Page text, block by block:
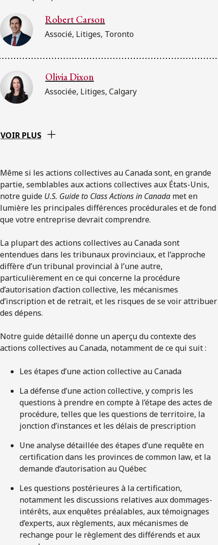
Robert Carson
Associé, Litiges, Toronto
Olivia Dixon
Associée, Litiges, Calgary
VOIR PLUS
Même si les actions collectives au Canada sont, en grande
partie, semblables aux actions collectives aux États-Unis,
notre guide U.S. Guide to Class Actions in Canada met en
lumière les principales différences procédurales et de fond
que votre entreprise devrait comprendre.
La plupart des actions collectives au Canada sont
entendues dans les tribunaux provinciaux, et l’approche
diffère d’un tribunal provincial à l’une autre,
particulièrement en ce qui concerne la procédure
d’autorisation d’action collective, les mécanismes
d’inscription et de retrait, et les risques de se voir attribuer
des dépens.
Notre guide détaillé donne un aperçu du contexte des
actions collectives au Canada, notamment de ce qui suit :
Les étapes d’une action collective au Canada
La défense d’une action collective, y compris les
questions à prendre en compte à l’étape des actes de
procédure, telles que les questions de territoire, la
jonction d’instances et les délais de prescription
Une analyse détaillée des étapes d’une requête en
certification dans les provinces de common law, et la
demande d’autorisation au Québec
Les questions postérieures à la certification,
notamment les discussions relatives aux dommages-
intérêts, aux enquêtes préalables, aux témoignages
d’experts, aux règlements, aux mécanismes de
rechange pour le règlement des différends et aux